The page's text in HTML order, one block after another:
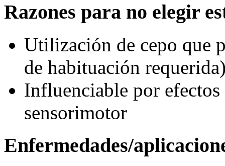
Razones para no elegir
Utilización de cepo que
de habituación
Influenciable por
sensorimotor
Enfermedades/